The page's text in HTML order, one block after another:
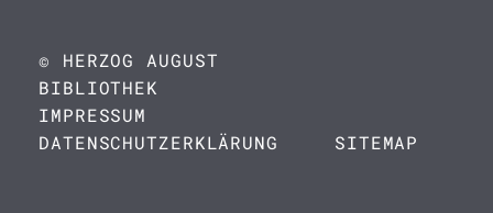
© HERZOG AUGUST
BIBLIOTHEK
IMPRESSUM
DATENSCHUTZERKLÄRUNG
SITEMAP